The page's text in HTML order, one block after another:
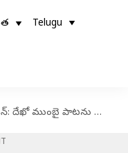
Telugu
పాటను లాంచ్ చేసిన మాస్ మహారాజా రవితేజ